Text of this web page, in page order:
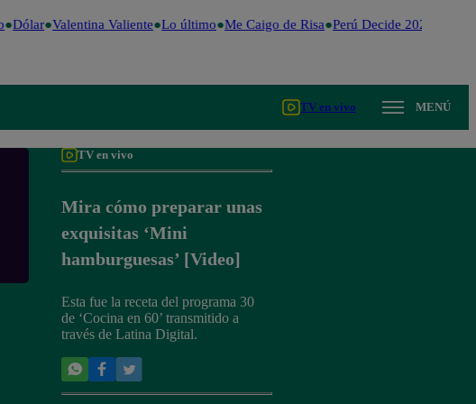
Dólar Valentina Valiente Lo último Me Caigo de Risa Perú Decide 2026
TV en vivo MENÚ
TV en vivo
Mira cómo preparar unas
exquisitas ‘Mini
hamburguesas’ [Video]
Esta fue la receta del programa 30
de ‘Cocina en 60’ transmitido a
través de Latina Digital.